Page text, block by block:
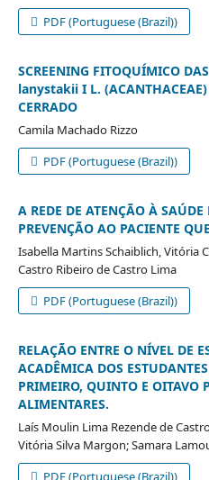
PDF (Portuguese (Brazil))
SCREENING FITOQUÍMICO
lanystakii I L. (ACANTHACEAE)
CERRADO
Camila Machado Rizzo
PDF (Portuguese (Brazil))
A REDE DE ATENÇÃO À
PREVENÇÃO AO PACIENTE
Isabella Martins Schaiblich, Vitória
Castro Ribeiro de Castro Lima
PDF (Portuguese (Brazil))
RELAÇÃO ENTRE O NÍVEL DE
ACADÊMICA DOS
PRIMEIRO, QUINTO E OITAVO
ALIMENTARES.
Laís Moulin Lima Rezende de
Vitória Silva Margon; Samara
PDF (Portuguese (Brazil))